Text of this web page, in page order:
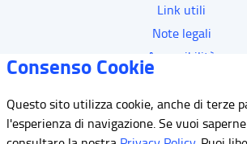
Link utili
Note legali
Accessibilità
Mappa del sito
Consenso Cookie
Questo sito utilizza cookie, anche di terze
l'esperienza di navigazione. Se vuoi